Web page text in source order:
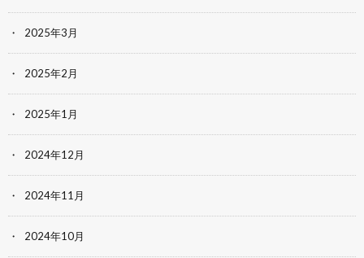
2025年3月
2025年2月
2025年1月
2024年12月
2024年11月
2024年10月